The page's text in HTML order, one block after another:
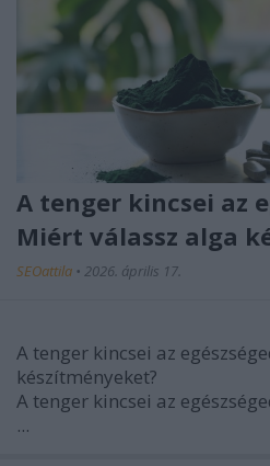
A tenger kincsei az
Miért válassz alga
SEOattila • 2026. április 17.
A tenger kincsei az
készítményeket?
A tenger kincsei az
...